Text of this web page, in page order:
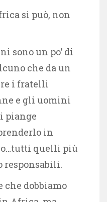
si può, non
sono un po’ di
che da un
i fratelli
e gli uomini
piange
in
quelli più
responsabili.
che dobbiamo